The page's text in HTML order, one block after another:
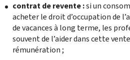
contrat de revente :si un
acheter le droit d’occupation de
de vacances à long terme, les
souvent de l’aider dans cette
rémunération ;